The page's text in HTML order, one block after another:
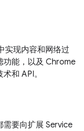
实现内容和网络过
功能，以及 Chrome
和 API。
需要向扩展 Service